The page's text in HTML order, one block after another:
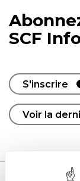
SCF
S'inscrire
Voir la